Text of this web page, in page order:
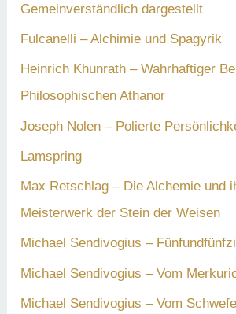
Gemeinverständlich dargestellt
Fulcanelli – Alchimie und Spagyrik
Heinrich Khunrath – Wahrhaftiger
Philosophischen Athanor
Joseph Nolen – Polierte
Lamspring
Max Retschlag – Die Alchemie und
Meisterwerk der Stein der Weisen
Michael Sendivogius –
Michael Sendivogius – Vom
Michael Sendivogius – Vom